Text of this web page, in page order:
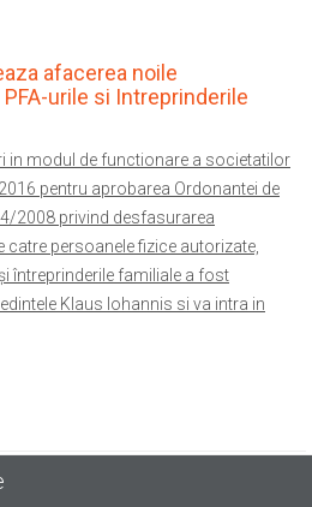
afacerea noile
urile si Intreprinderile
in modul de functionare a societatilor
pentru aprobarea Ordonantei de
2008 privind desfasurarea
persoanele fizice autorizate,
întreprinderile familiale a fost
Klaus Iohannis si va intra in